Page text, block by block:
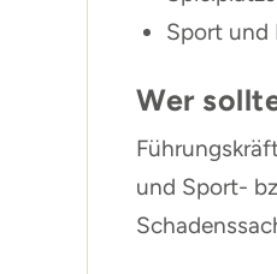
Sport und
Wer
und Sport-